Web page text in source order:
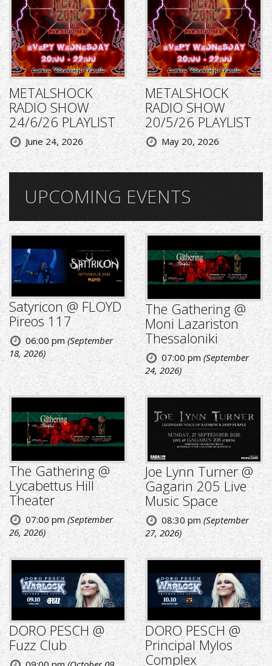
METALSHOCK
RADIO SHOW
24/6/26 PLAYLIST
June 24, 2026
METALSHOCK
RADIO SHOW
20/5/26 PLAYLIST
May 20, 2026
UPCOMING EVENTS
Satyricon @ FLOYD
Pireos 117
06:00 pm(September
18, 2026)
The Gathering @
Moni Lazariston
Thessaloniki
07:00 pm (September
24, 2026)
The Gathering @
Lycabettus Hill
Theater
07:00 pm(September
26, 2026)
Joe Lynn Turner @
Gagarin 205 Live
Music Space
08:30 pm (September
27, 2026)
DORO PESCH @
Fuzz Club
DORO PESCH @
Principal Mylos
Complex